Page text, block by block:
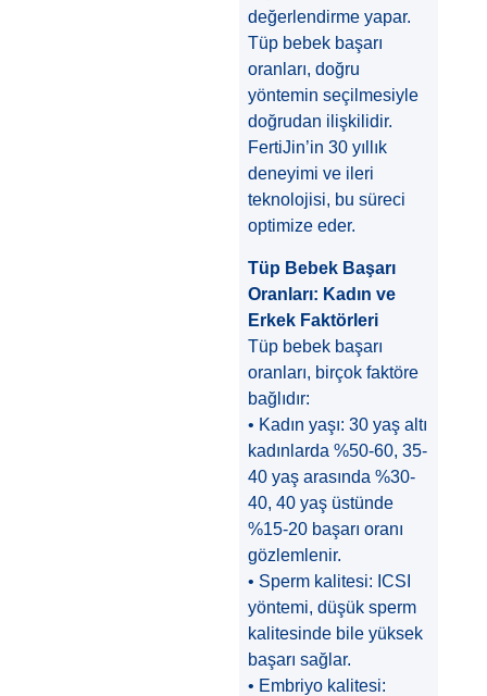
değerlendirme yapar.
Tüp bebek başarı
oranları, doğru
yöntemin seçilmesiyle
doğrudan ilişkilidir.
FertiJin’in 30 yıllık
deneyimi ve ileri
teknolojisi, bu süreci
optimize eder.
Tüp Bebek Başarı
Oranları: Kadın ve
Erkek Faktörleri
Tüp bebek başarı
oranları, birçok faktöre
bağlıdır:
• Kadın yaşı: 30 yaş altı
kadınlarda %50-60, 35-
40 yaş arasında %30-
40, 40 yaş üstünde
%15-20 başarı oranı
gözlemlenir.
• Sperm kalitesi: ICSI
yöntemi, düşük sperm
kalitesinde bile yüksek
başarı sağlar.
• Embriyo kalitesi: